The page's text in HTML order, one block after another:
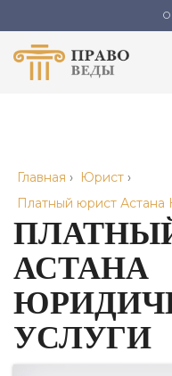
Главная › Юрист ›
Платный юрист Астана
АСТАНА
УСЛУГИ